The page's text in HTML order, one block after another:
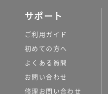
サポート
ご利用ガイド
初めての方へ
よくある質問
お問い合わせ
修理お問い合わせ